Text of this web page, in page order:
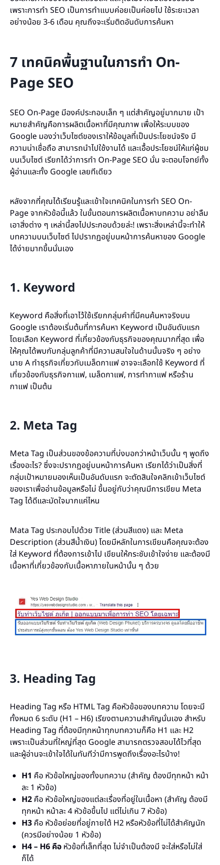
เพราะการทำ SEO เป็นการทำแบบค่อยเป็นค่อยไป ใช้ระยะเวลา
อย่างน้อย 3-6 เดือน คุณถึงจะเริ่มติดอันดับการค้นหา
7 เทคนิคพื้นฐานในการทำ On-
Page SEO
SEO On-Page มีองค์ประกอบเล็ก ๆ แต่สำคัญอยู่มากมาย เป้า
หมายสำคัญคือการผลิตเนื้อหาที่มีคุณภาพ เพื่อให้ระบบของ
Google มองว่าเว็บไซต์ของเราให้ข้อมูลที่เป็นประโยชน์จริง มี
ความน่าเชื่อถือ สามารถนำไปใช้งานได้ และเอื้อประโยชน์ให้แก่ผู้ชม
บนเว็บไซต์ เรียกได้ว่าการทำ On-Page SEO นั่น จะตอบโจทย์ทั้ง
ผู้อ่านและทั้ง Google เลยทีเดียว
หลังจากที่คุณได้เรียนรู้และเข้าใจเทคนิคในการทำ SEO On-
Page จากหัวข้อนี้แล้ว ในขั้นตอนการผลิตเนื้อหาบทความ อย่าลืม
เอาสิ่งต่าง ๆ เหล่านี้ลงไปประกอบด้วยล่ะ! เพราะสิ่งเหล่านี้จะทำให้
บทความบนเว็บไซต์ ไปปรากฏอยู่บนหน้าการค้นหาของ Google
ได้ง่ายมากขึ้นนั่นเอง
1. Keyword
Keyword คือสิ่งที่เอาไว้ใช้เรียกกลุ่มคำที่มีคนค้นหาจริงบน
Google เราต้องเริ่มต้นที่การค้นหา Keyword เป็นอันดับแรก
โดยเลือก Keyword ที่เกี่ยวข้องกับธุรกิจของคุณมากที่สุด เพื่อ
ให้คุณได้พบกับกลุ่มลูกค้าที่มีความสนใจในด้านนั้นจริง ๆ อย่าง
นาย A ทำธุรกิจเกี่ยวกับเมล็ดกาแฟ อาจจะเลือกใช้ Keyword ที่
เกี่ยวข้องกับธุรกิจกาแฟ, เมล็ดกาแฟ, การทำกาแฟ หรือร้าน
กาแฟ เป็นต้น
2. Meta Tag
Meta Tag เป็นส่วนของข้อความที่บ่งบอกว่าหน้าเว็บนั้น ๆ พูดถึง
เรื่องอะไร? ซึ่งจะปรากฏอยู่บนหน้าการค้นหา เรียกได้ว่าเป็นสิ่งที่
กลุ่มเป้าหมายมองเห็นเป็นอันดับแรก จะตัดสินใจคลิกเข้าเว็บไซต์
ของเราเพื่ออ่านข้อมูลหรือไม่ ขึ้นอยู่กับว่าคุณมีการเขียน Meta
Tag ได้ดีและมัดใจมากแค่ไหน
Mata Tag ประกอบไปด้วย Title (ส่วนสีแดง) และ Meta
Description (ส่วนสีน้ำเงิน) โดยมีหลักในการเขียนคือคุณจะต้อง
ใส่ Keyword ที่ต้องการเข้าไป เขียนให้กระชับเข้าใจง่าย และต้องมี
เนื้อหาที่เกี่ยวข้องกับเนื้อหาภายในหน้านั้น ๆ ด้วย
3. Heading Tag
Heading Tag หรือ HTML Tag คือหัวข้อของบทความ โดยจะมี
ทั้งหมด 6 ระดับ (H1 – H6) เรียงตามความสำคัญนั่นเอง สำหรับ
Heading Tag ที่ต้องมีทุกหน้าทุกบทความก็คือ H1 และ H2
เพราะเป็นส่วนที่ใหญ่ที่สุด Google สามารถตรวจสอบได้ไวที่สุด
และผู้อ่านจะเข้าใจได้ในทันทีว่ามีการพูดถึงเรื่องอะไรบ้าง!
H1 คือ หัวข้อใหญ่ของทั้งบทความ (สำคัญ ต้องมีทุกหน้า หน้า
ละ 1 หัวข้อ)
H2 คือ หัวข้อใหญ่ของแต่ละเรื่องที่อยู่ในเนื้อหา (สำคัญ ต้องมี
ทุกหน้า หน้าละ 4 หัวข้อขึ้นไป แต่ไม่เกิน 7 หัวข้อ)
H3 คือ หัวข้อย่อยที่อยู่ภายใต้ H2 หรือหัวข้อที่ไม่ได้สำคัญนัก
(ควรมีอย่างน้อย 1 หัวข้อ)
H4 – H6 คือ หัวข้อที่เล็กที่สุด ไม่จำเป็นต้องมี จะใส่หรือไม่ใส่
ก็ได้